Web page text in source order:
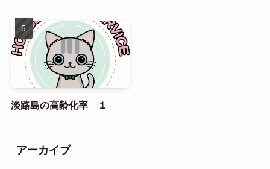
淡路島の高齢化率 １
アーカイブ